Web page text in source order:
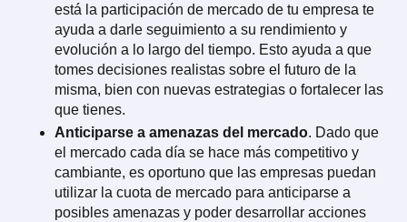
está la participación de mercado de tu empresa te
ayuda a darle seguimiento a su rendimiento y
evolución a lo largo del tiempo. Esto ayuda a que
tomes decisiones realistas sobre el futuro de la
misma, bien con nuevas estrategias o fortalecer las
que tienes.
Anticiparse a amenazas del mercado. Dado que
el mercado cada día se hace más competitivo y
cambiante, es oportuno que las empresas puedan
utilizar la cuota de mercado para anticiparse a
posibles amenazas y poder desarrollar acciones